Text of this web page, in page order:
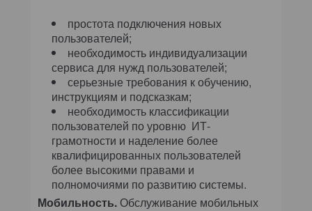
простота подключения новых
пользователей;
необходимость индивидуализации
сервиса для нужд пользователей;
серьезные требования к обучению,
инструкциям и подсказкам;
необходимость классификации
пользователей по уровню ИТ-
грамотности и наделение более
квалифицированных пользователей
более высокими правами и
полномочиями по развитию системы.
Мобильность. Обслуживание мобильных